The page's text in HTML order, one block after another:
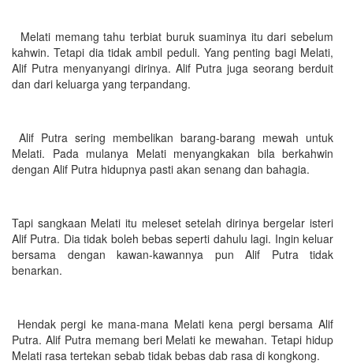
Melati memang tahu terbiat buruk suaminya itu dari sebelum
kahwin. Tetapi dia tidak ambil peduli. Yang penting bagi Melati,
Alif Putra menyanyangi dirinya. Alif Putra juga seorang berduit
dan dari keluarga yang terpandang.
Alif Putra sering membelikan barang-barang mewah untuk
Melati. Pada mulanya Melati menyangkakan bila berkahwin
dengan Alif Putra hidupnya pasti akan senang dan bahagia.
Tapi sangkaan Melati itu meleset setelah dirinya bergelar isteri
Alif Putra. Dia tidak boleh bebas seperti dahulu lagi. Ingin keluar
bersama dengan kawan-kawannya pun Alif Putra tidak
benarkan.
Hendak pergi ke mana-mana Melati kena pergi bersama Alif
Putra. Alif Putra memang beri Melati ke mewahan. Tetapi hidup
Melati rasa tertekan sebab tidak bebas dab rasa di kongkong.